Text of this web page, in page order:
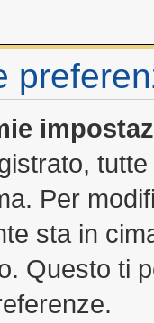
Per
sta in
Questo ti